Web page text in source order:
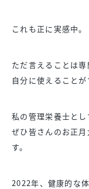
これも正に実感中。
ただ言えることは専
自分に使えることが
私の管理栄養士とし
ぜひ皆さんのお正
す。
2022年、健康的な